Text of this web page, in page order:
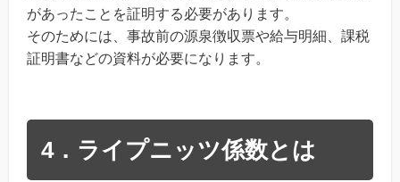
があったことを証明する必要があります。
そのためには、事故前の源泉徴収票や給与明細、課税
証明書などの資料が必要になります。
4．ライプニッツ係数とは